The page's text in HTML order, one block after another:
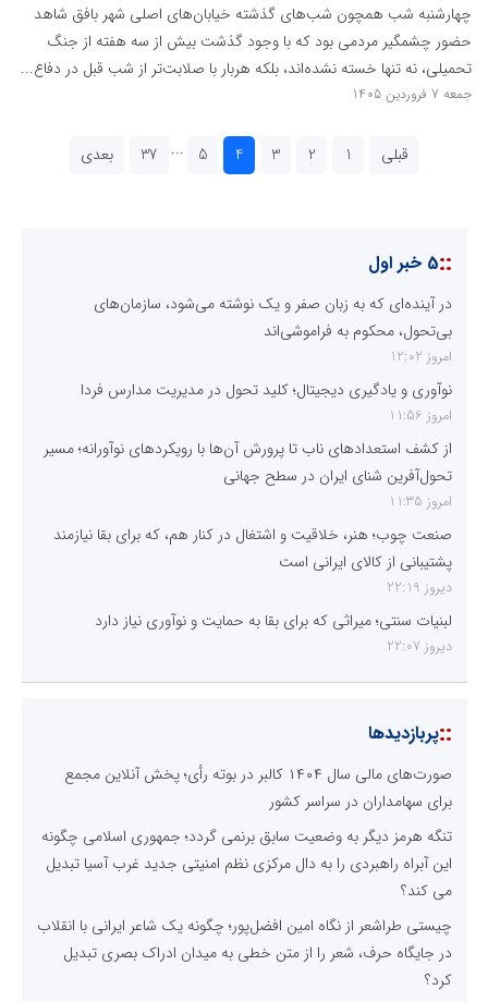
چهارشنبه شب همچون شب‌های گذشته خیابان‌های اصلی شهر بافق شاهد
حضور چشمگیر مردمی بود که با وجود گذشت بیش از سه هفته از جنگ
تحمیلی، نه تنها خسته نشده‌اند، بلکه هربار با صلابت‌تر از شب قبل در دفاع...
جمعه 7 فروردین 1405
قبلی 1
2
3
4
5
...
37 بعدی
::5 خبر اول
در آینده‌ای که به زبان صفر و یک نوشته می‌شود، سازمان‌های
بی‌تحول، محکوم به فراموشی‌اند
امروز 12:02
نوآوری و یادگیری دیجیتال؛ کلید تحول در مدیریت مدارس فردا
امروز 11:56
از کشف استعدادهای ناب تا پرورش آن‌ها با رویکردهای نوآورانه؛ مسیر
تحول‌آفرین شنای ایران در سطح جهانی
امروز 11:35
صنعت چوب؛ هنر، خلاقیت و اشتغال در کنار هم، که برای بقا نیازمند
پشتیبانی از کالای ایرانی است
دیروز 22:19
لبنیات سنتی؛ میراثی که برای بقا به حمایت و نوآوری نیاز دارد
دیروز 22:07
::پربازدیدها
صورت‌های مالی سال ۱۴۰۴ کالبر در بوته رأی؛ پخش آنلاین مجمع
برای سهامداران در سراسر کشور
تنگه هرمز دیگر به وضعیت سابق برنمی گردد؛ جمهوری اسلامی چگونه
این آبراه راهبردی را به دال مرکزی نظم امنیتی جدید غرب آسیا تبدیل
می کند؟
چیستی طراشعر از نگاه امین افضل‌پور؛ چگونه یک شاعر ایرانی با انقلاب
در جایگاه حرف، شعر را از متن خطی به میدان ادراک بصری تبدیل
کرد؟